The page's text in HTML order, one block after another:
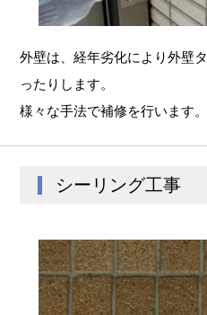
外壁は、経年劣化により外壁
ったりします。
様々な手法で補修を行います。
シーリング工事